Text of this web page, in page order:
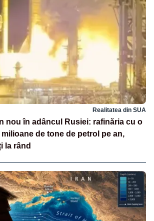
Realitatea din SUA
nou în adâncul Rusiei: rafinăria cu o
de tone de petrol pe an,
la rând